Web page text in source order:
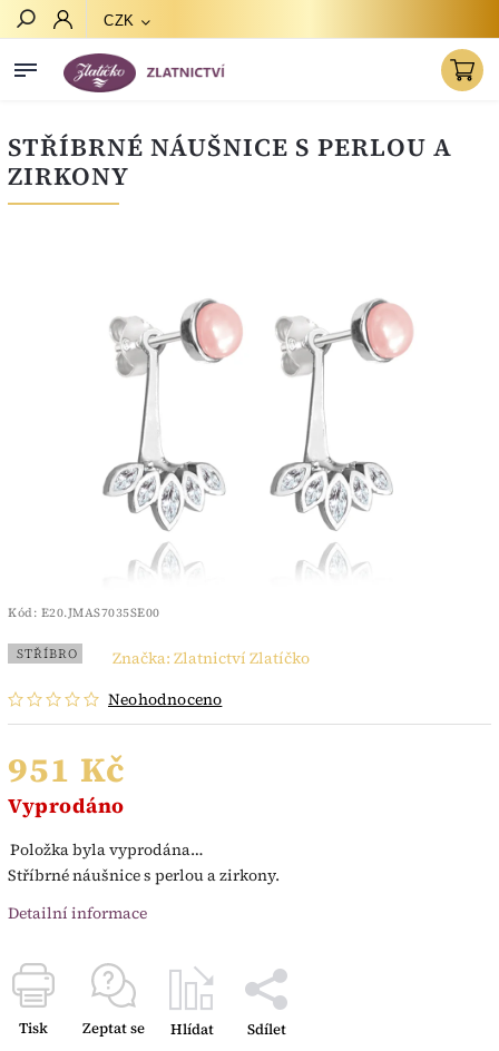
CZK
STŘÍBRNÉ NÁUŠNICE S PERLOU A
ZIRKONY
Kód: E20.JMAS7035SE00
STŘÍBRO
Neohodnoceno
Značka: Zlatnictví Zlatíčko
951 Kč
Vyprodáno
Položka byla vyprodána…
Stříbrné náušnice s perlou a zirkony.
Detailní informace
Tisk Zeptat se Hlídat Sdílet